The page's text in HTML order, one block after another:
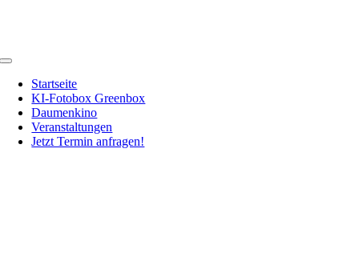
Toggle
NavigationStartseite
KI-Fotobox Greenbox
Daumenkino
Veranstaltungen
Jetzt Termin anfragen!